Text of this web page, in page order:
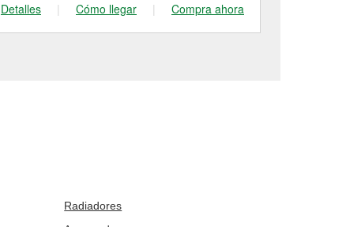
Detalles
| Cómo llegar | Compra ahora
Radiadores